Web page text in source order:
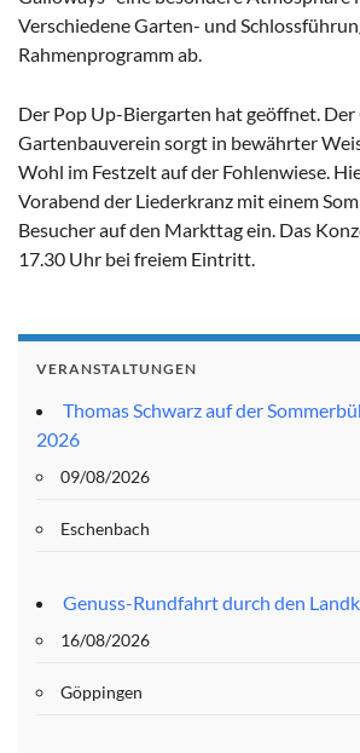
Verschiedene Garten- und
Rahmenprogramm ab.
Der Pop Up-Biergarten hat geöffnet.
Gartenbauverein sorgt in bewährter
Wohl im Festzelt auf der Fohlenwiese.
Vorabend der Liederkranz mit einem
Besucher auf den Markttag ein. Das
17.30 Uhr bei freiem Eintritt.
VERANSTALTUNGEN
Thomas Schwarz auf der
2026
09/08/2026
Eschenbach
Genuss-Rundfahrt durch den
16/08/2026
Göppingen